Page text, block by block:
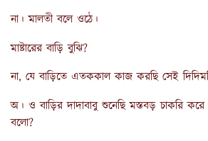
না। মালতী বলে ওঠে।
মাষ্টারের বাড়ি বুঝি?
না, যে বাড়িতে এতককাল কাজ করছি সেই
অ। ও বাড়ির দাদাবাবু শুনেছি মস্তবড় চাকরি
বলো?